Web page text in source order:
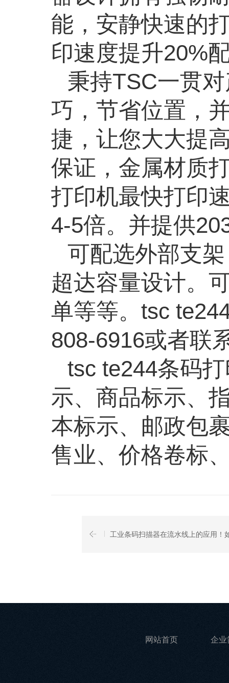
能，安静快速的
印速度提升20%
秉持TSC一贯
巧，节省位置，
捷，让您大大提
保证，金属材质
打印机最快打印
4-5倍。并提供
可配选外部支
超达容量设计。
单等等。tsc
808-6916或者联
tsc te244条码
示、商品标示、
本标示、邮政包
售业、价格卷标
工业条码扫描器在流水线上的应用！
网站首页 企业